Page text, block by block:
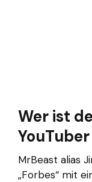
Wer ist
MrBeast alias
„Forbes“ mit